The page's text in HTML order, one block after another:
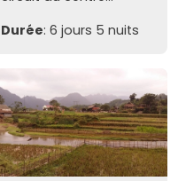
Durée: 6 jours 5 nuits